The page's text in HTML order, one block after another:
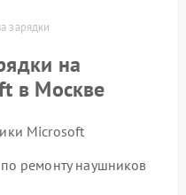
зарядки
на
в Москве
Microsoft
ремонту наушников